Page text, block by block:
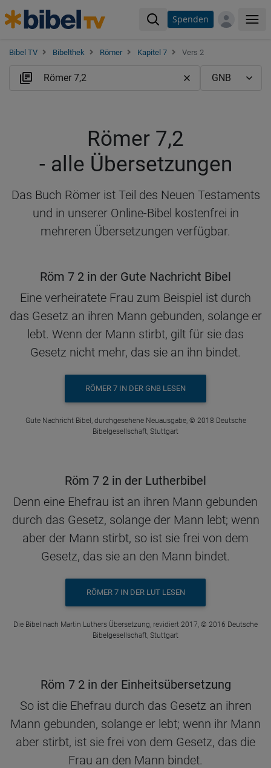
Spenden
Bibel TV Bibelthek Römer Kapitel 7 Vers 2
Römer 7,2
- alle Übersetzungen
Das Buch Römer ist Teil des Neuen Testaments
und in unserer Online-Bibel kostenfrei in
mehreren Übersetzungen verfügbar.
Röm 7 2 in der Gute Nachricht Bibel
Eine verheiratete Frau zum Beispiel ist durch
das Gesetz an ihren Mann gebunden, solange er
lebt. Wenn der Mann stirbt, gilt für sie das
Gesetz nicht mehr, das sie an ihn bindet.
RÖMER 7 IN DER GNB LESEN
Gute Nachricht Bibel, durchgesehene Neuausgabe, © 2018 Deutsche
Bibelgesellschaft, Stuttgart
Röm 7 2 in der Lutherbibel
Denn eine Ehefrau ist an ihren Mann gebunden
durch das Gesetz, solange der Mann lebt; wenn
aber der Mann stirbt, so ist sie frei von dem
Gesetz, das sie an den Mann bindet.
RÖMER 7 IN DER LUT LESEN
Die Bibel nach Martin Luthers Übersetzung, revidiert 2017, © 2016 Deutsche
Bibelgesellschaft, Stuttgart
Röm 7 2 in der Einheitsübersetzung
So ist die Ehefrau durch das Gesetz an ihren
Mann gebunden, solange er lebt; wenn ihr Mann
aber stirbt, ist sie frei von dem Gesetz, das die
Frau an den Mann bindet.